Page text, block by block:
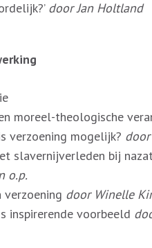
door Jan Holtland
moreel-theologische
verzoening mogelijk?
slavernijverleden bij
o.p.
verzoening door Winelle
inspirerende voorbeeld